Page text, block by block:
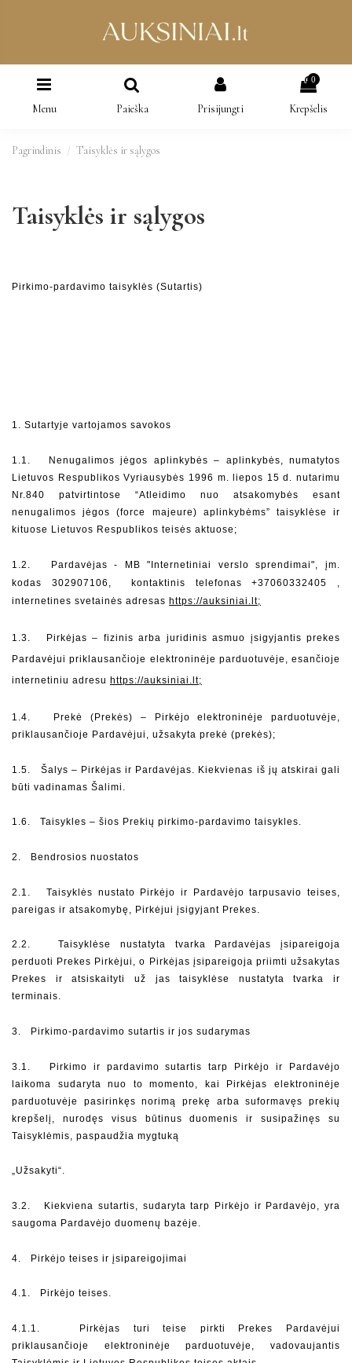
Menu Paieška Prisijungti
0
Krepšelis
Pagrindinis Taisyklės ir sąlygos
Taisyklės ir sąlygos
Pirkimo-pardavimo taisyklės (Sutartis)
1. Sutartyje vartojamos savokos
1.1.   Nenugalimos jėgos aplinkybės – aplinkybės, numatytos
Lietuvos Respublikos Vyriausybės 1996 m. liepos 15 d. nutarimu
Nr.840 patvirtintose “Atleidimo nuo atsakomybės esant
nenugalimos jėgos (force majeure) aplinkybėms” taisyklėse ir
kituose Lietuvos Respublikos teisės aktuose;
1.2.   Pardavėjas - MB "Internetiniai verslo sprendimai", įm.
kodas 302907106,  kontaktinis telefonas +37060332405 ,
internetines svetainės adresas https://auksiniai.lt;
1.3.   Pirkėjas – fizinis arba juridinis asmuo įsigyjantis prekes
Pardavėjui priklausančioje elektroninėje parduotuvėje, esančioje
internetiniu adresu https://auksiniai.lt;
1.4.   Prekė (Prekės) – Pirkėjo elektroninėje parduotuvėje,
priklausančioje Pardavėjui, užsakyta prekė (prekės);
1.5.   Šalys – Pirkėjas ir Pardavėjas. Kiekvienas iš jų atskirai gali
būti vadinamas Šalimi.
1.6.   Taisykles – šios Prekių pirkimo-pardavimo taisykles.
2. Bendrosios nuostatos
2.1.   Taisyklės nustato Pirkėjo ir Pardavėjo tarpusavio teises,
pareigas ir atsakomybę, Pirkėjui įsigyjant Prekes.
2.2.   Taisyklėse nustatyta tvarka Pardavėjas įsipareigoja
perduoti Prekes Pirkėjui, o Pirkėjas įsipareigoja priimti užsakytas
Prekes ir atsiskaityti už jas taisyklėse nustatyta tvarka ir
terminais.
3. Pirkimo-pardavimo sutartis ir jos sudarymas
3.1.   Pirkimo ir pardavimo sutartis tarp Pirkėjo ir Pardavėjo
laikoma sudaryta nuo to momento, kai Pirkėjas elektroninėje
parduotuvėje pasirinkęs norimą prekę arba suformavęs prekių
krepšelį, nurodęs visus būtinus duomenis ir susipažinęs su
Taisyklėmis, paspaudžia mygtuką
„Užsakyti“.
3.2.   Kiekviena sutartis, sudaryta tarp Pirkėjo ir Pardavėjo, yra
saugoma Pardavėjo duomenų bazėje.
4. Pirkėjo teises ir įsipareigojimai
4.1.   Pirkėjo teises.
4.1.1.
Pirkėjas turi teise pirkti Prekes Pardavėjui
priklausančioje elektroninėje parduotuvėje, vadovaujantis